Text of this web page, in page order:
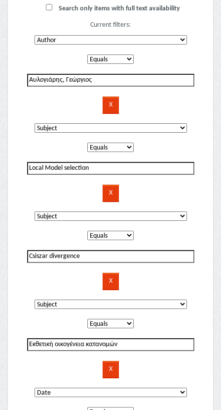
Search only items with full text availability
Current filters: